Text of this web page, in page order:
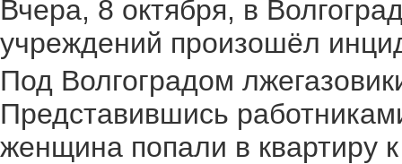
Вчера, 8 октября, в
учреждений произошёл
Под Волгоградом
Представившись
женщина попали в квартиру